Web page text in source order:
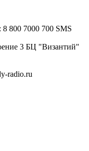
800 7000 700 SMS
3 БЦ "Византий"
radio.ru